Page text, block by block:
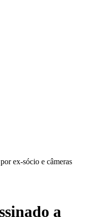
ex-sócio e câmeras
a